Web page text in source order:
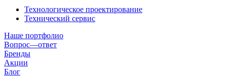
Технологическое проектирование
Технический сервис
Наше портфолио
Вопрос—ответ
Бренды
Акции
Блог